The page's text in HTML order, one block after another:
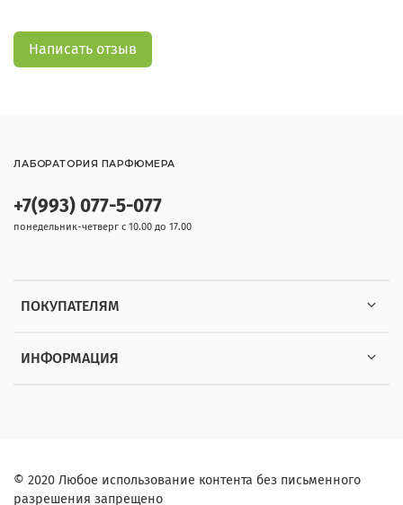
Написать отзыв
ПОКУПАТЕЛЯМ
ИНФОРМАЦИЯ
+7(993) 077-5-077
понедельник-четверг с 10.00 до 17.00
ЛАБОРАТОРИЯ ПАРФЮМЕРА
© 2020 Любое использование контента без письменного
разрешения запрещено